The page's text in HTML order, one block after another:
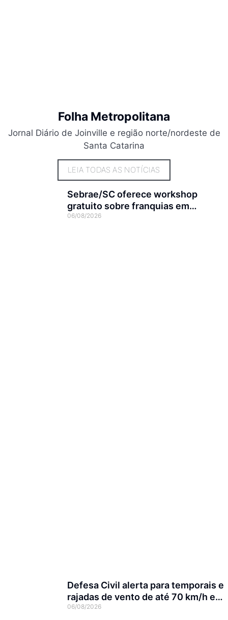
Folha Metropolitana
Jornal Diário de Joinville e região norte/nordeste de
Santa Catarina
LEIA TODAS AS NOTÍCIAS
Sebrae/SC oferece workshop
gratuito sobre franquias em
Joinville
06/08/2026
Defesa Civil alerta para temporais e
rajadas de vento de até 70 km/h em
Joinville
06/08/2026